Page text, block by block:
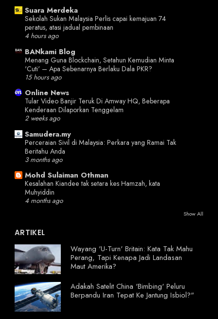
Suara Merdeka
Sekolah Sukan Malaysia Perlis capai kemajuan 74
peratus, atasi jadual pembinaan
4 hours ago
BANkami Blog
Menang Guna Blockchain, Setahun Kemudian Minta
'Cuti' – Apa Sebenarnya Berlaku Dala PKR?
15 hours ago
Online News
Tular Video Banjir Teruk Di Amway HQ, Beberapa
Kenderaan Dilaporkan Tenggelam
2 weeks ago
Samudera.my
Perceraian Sivil di Malaysia: Perkara yang Ramai Tak
Beritahu Anda
3 months ago
Mohd Sulaiman Othman
Kesalahan Kiandee tak setara kes Hamzah, kata
Muhyiddin
4 months ago
Show All
ARTIKEL
Wayang 'U-Turn' Britain: Kata Tak Mahu
Perang, Tapi Kenapa Jadi Landasan
Maut Amerika?
Adakah Satelit China 'Bimbing' Peluru
Berpandu Iran Tepat Ke Jantung Isbiol?"